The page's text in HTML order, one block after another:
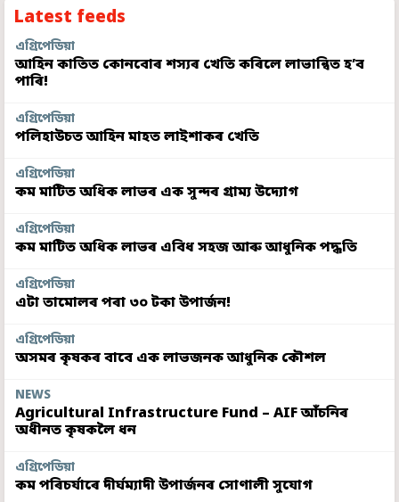
Latest feeds
এগ্ৰিপেডিয়া
আহিন কাতিত কোনবোৰ শস্যৰ খেতি কৰিলে লাভান্বিত হ’ব
পাৰি!
এগ্ৰিপেডিয়া
পলিহাউচত আহিন মাহত লাইশাকৰ খেতি
এগ্ৰিপেডিয়া
কম মাটিত অধিক লাভৰ এক সুন্দৰ গ্ৰাম্য উদ্যোগ
এগ্ৰিপেডিয়া
কম মাটিত অধিক লাভৰ এবিধ সহজ আৰু আধুনিক পদ্ধতি
এগ্ৰিপেডিয়া
এটা তামোলৰ পৰা ৩০ টকা উপাৰ্জন!
এগ্ৰিপেডিয়া
অসমৰ কৃষকৰ বাবে এক লাভজনক আধুনিক কৌশল
NEWS
Agricultural Infrastructure Fund – AIF আঁচনিৰ
অধীনত কৃষকলৈ ধন
এগ্ৰিপেডিয়া
কম পৰিচৰ্যাৰে দীৰ্ঘম্যাদী উপাৰ্জনৰ সোণালী সুযোগ